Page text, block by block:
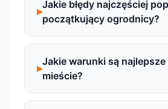
Jakie błędy najczęściej
początkujący ogrodnicy?
Jakie warunki są
mieście?